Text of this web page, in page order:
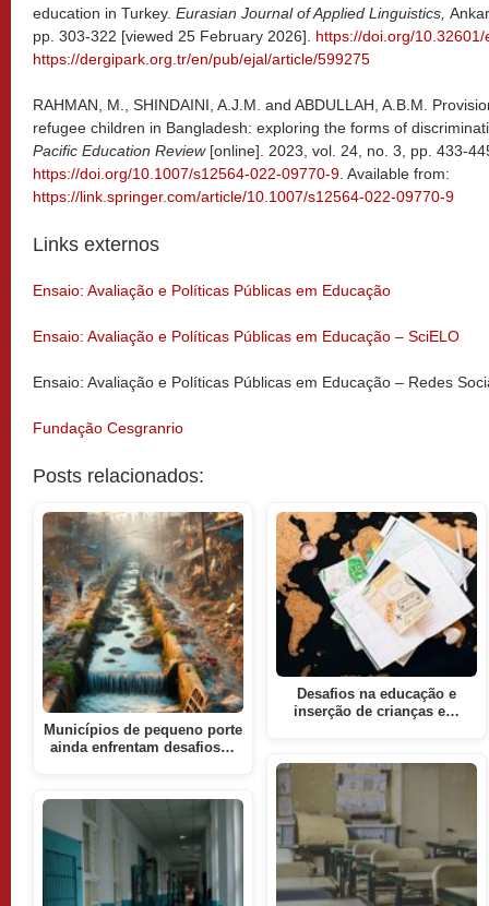
education in Turkey. Eurasian Journal of Applied Linguistics,
pp. 303-322 [viewed 25 February 2026]. https://doi.org/
https://dergipark.org.tr/en/pub/ejal/article/599275
RAHMAN, M., SHINDAINI, A.J.M. and ABDULLAH, A.B.M.
refugee children in Bangladesh: exploring the forms of
Pacific Education Review[online]. 2023, vol. 24, no. 3, pp. 433-
https://doi.org/10.1007/s12564-022-09770-9 . Available from:
https://link.springer.com/article/10.1007/s12564-022-09770-9
Links externos
Ensaio: Avaliação e Políticas Públicas em Educação
Ensaio: Avaliação e Políticas Públicas em Educação – SciELO
Ensaio: Avaliação e Políticas Públicas em Educação – Redes
Fundação Cesgranrio
Posts relacionados:
Municípios de pequeno porte
ainda enfrentam desafios…
Desafios na educação e
inserção de crianças e…